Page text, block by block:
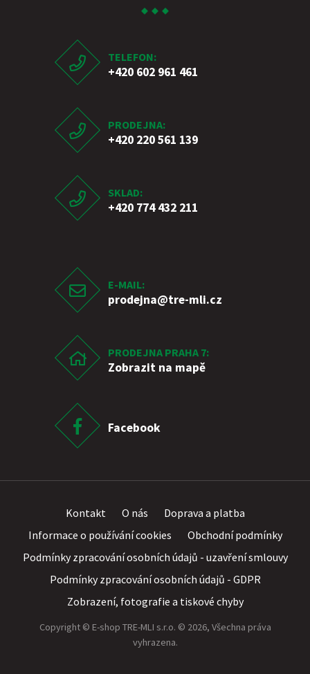
TELEFON:
+420 602 961 461
PRODEJNA:
+420 220 561 139
SKLAD:
+420 774 432 211
E-MAIL:
prodejna@tre-mli.cz
PRODEJNA PRAHA 7:
Zobrazit na mapě
Facebook
Kontakt O nás
Doprava a platba
Informace o používání cookies
Obchodní podmínky
Podmínky zpracování osobních údajů - uzavření smlouvy
Podmínky zpracování osobních údajů - GDPR
Zobrazení, fotografie a tiskové chyby
Copyright © E-shop TRE-MLI s.r.o. © 2026, Všechna práva
vyhrazena.